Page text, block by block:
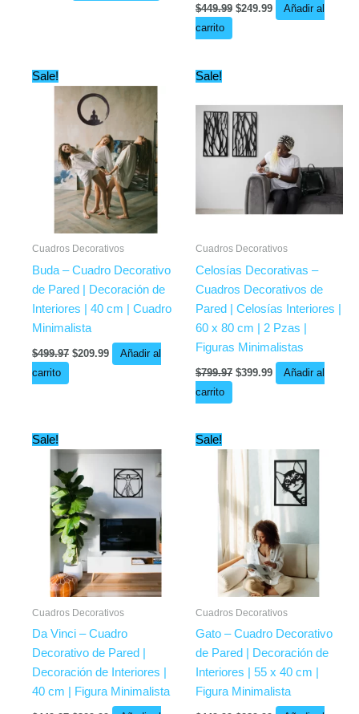
$449.99 $249.99
Añadir al
carrito
Sale!
Cuadros Decorativos
Buda – Cuadro Decorativo
de Pared | Decoración de
Interiores | 40 cm | Cuadro
Minimalista
$499.97
price
was:
$499.97.
$209.99
price
$209.99.
Añadir al
carrito
Sale!
Cuadros Decorativos
Celosías Decorativas –
Cuadros Decorativos de
Pared | Celosías Interiores |
60 x 80 cm | 2 Pzas |
Figuras Minimalistas
$799.97
$799.97.
$399.99
Añadir al
carrito
Sale!
Cuadros Decorativos
Da Vinci – Cuadro
Decorativo de Pared |
Decoración de Interiores |
40 cm | Figura Minimalista
price
was:
$449.97.
price
$329.99.
Sale!
Cuadros Decorativos
Gato – Cuadro Decorativo
de Pared | Decoración de
Interiores | 55 x 40 cm |
Figura Minimalista
price
price
is:
$289.99.